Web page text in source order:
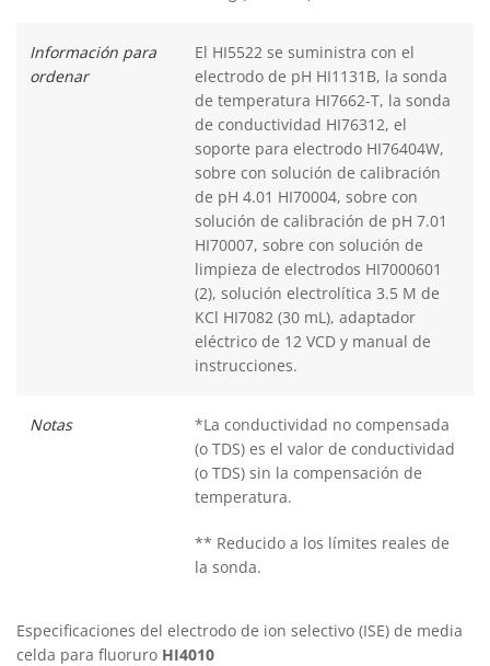
Información para
ordenar
El HI5522 se suministra con el
electrodo de pH HI1131B, la sonda
de temperatura HI7662-T, la sonda
de conductividad HI76312, el
soporte para electrodo HI76404W,
sobre con solución de calibración
de pH 4.01 HI70004, sobre con
solución de calibración de pH 7.01
HI70007, sobre con solución de
limpieza de electrodos HI7000601
(2), solución electrolítica 3.5 M de
KCl HI7082 (30 mL), adaptador
eléctrico de 12 VCD y manual de
instrucciones.
Notas
*La conductividad no compensada
(o TDS) es el valor de conductividad
(o TDS) sin la compensación de
temperatura.
** Reducido a los límites reales de
la sonda.
Especificaciones del electrodo de ion selectivo (ISE) de media
celda para fluoruro HI4010